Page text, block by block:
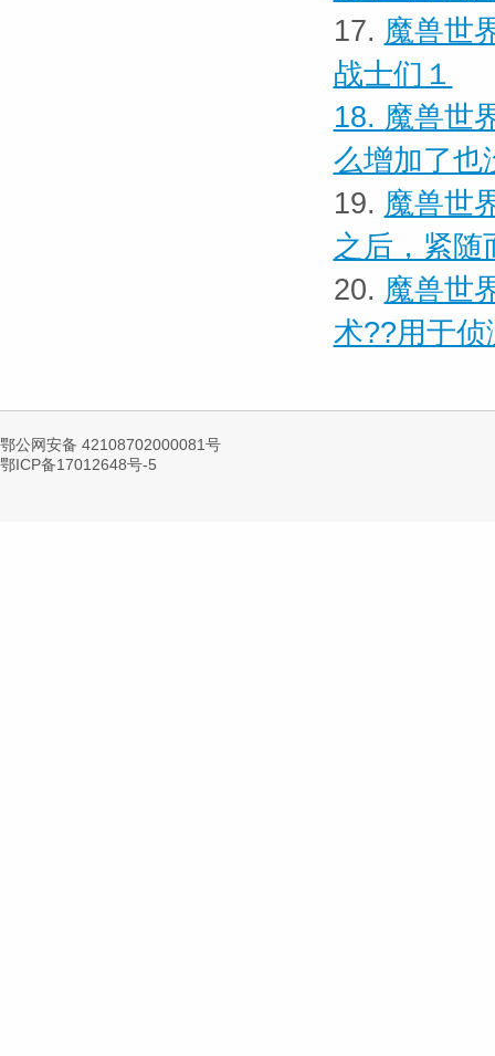
17. 魔兽世
战士们１
18. 魔兽世
么增加了也
19. 魔兽世
之后，紧随
20. 魔兽世
术??用于侦
鄂公网安备 42108702000081号
鄂ICP备17012648号-5